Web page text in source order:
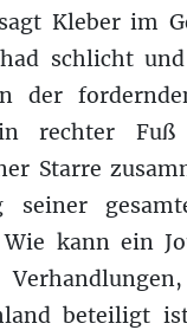
Kleber im
schlicht
der
rechter
Starre
seiner
kann ein
beteiligt